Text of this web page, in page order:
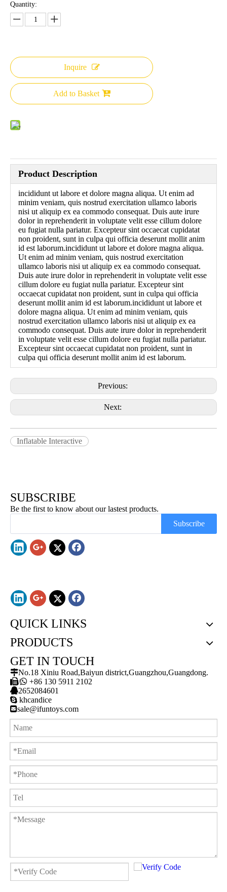
Quantity:
Inquire
Add to Basket
Product Description
incididunt ut labore et dolore magna aliqua. Ut enim ad
minim veniam, quis nostrud exercitation ullamco laboris
nisi ut aliquip ex ea commodo consequat. Duis aute irure
dolor in reprehenderit in voluptate velit esse cillum dolore
eu fugiat nulla pariatur. Excepteur sint occaecat cupidatat
non proident, sunt in culpa qui officia deserunt mollit anim
id est laborum.incididunt ut labore et dolore magna aliqua.
Ut enim ad minim veniam, quis nostrud exercitation
ullamco laboris nisi ut aliquip ex ea commodo consequat.
Duis aute irure dolor in reprehenderit in voluptate velit esse
cillum dolore eu fugiat nulla pariatur. Excepteur sint
occaecat cupidatat non proident, sunt in culpa qui officia
deserunt mollit anim id est laborum.incididunt ut labore et
dolore magna aliqua. Ut enim ad minim veniam, quis
nostrud exercitation ullamco laboris nisi ut aliquip ex ea
commodo consequat. Duis aute irure dolor in reprehenderit
in voluptate velit esse cillum dolore eu fugiat nulla pariatur.
Excepteur sint occaecat cupidatat non proident, sunt in
culpa qui officia deserunt mollit anim id est laborum.
Previous:
Next:
Inflatable Interactive
SUBSCRIBE
Be the first to know about our lastest products.
Subscribe
QUICK LINKS
PRODUCTS
GET IN TOUCH
No.18 Xiniu Road,Baiyun district,Guangzhou,Guangdong.
/ +86 130 5911 2102
2652084601
 khcandice
sale@ifuntoys.com